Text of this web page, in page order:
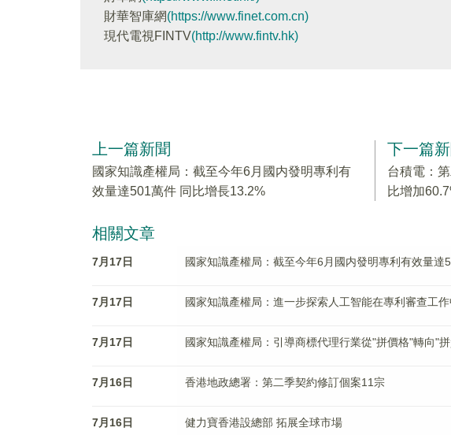
財華智庫網(https://www.finet.com.cn)
現代電視FINTV(http://www.fintv.hk)
上一篇新聞
國家知識產權局：截至今年6月國内發明專利有
效量達501萬件 同比增長13.2%
下一篇
台積電：
比增加
相關文章
7月17日 國家知識產權局：截至今年6月國内發明專利有效量達
7月17日 國家知識產權局：進一步探索人工智能在專利審查工
7月17日 國家知識產權局：引導商標代理行業從"拼價格"轉向"
7月16日 香港​地政總署：第二季契約修訂個案11宗
7月16日 健力寶香港設總部 拓展全球市場